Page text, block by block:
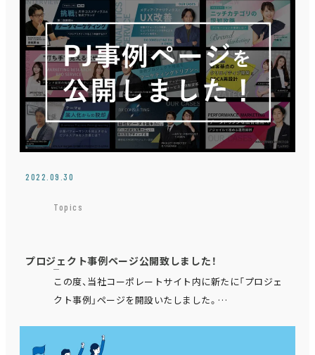
ティング展開をご支援させて頂いており、 プロジェクト
につ…
2022.09.30
Topics
プロジェクト事例ページ公開致しました！
この度、当社コーポレートサイト内に新たに「プロジェ
クト事例」ページを開設いたしました。
頂いている企業様…